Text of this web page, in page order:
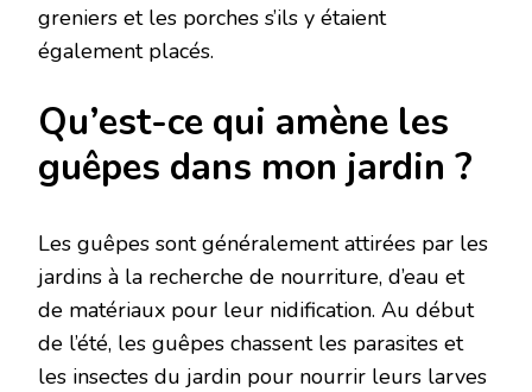
greniers et les porches s’ils y étaient
également placés.
Qu’est-ce qui amène les
guêpes dans mon jardin ?
Les guêpes sont généralement attirées par les
jardins à la recherche de nourriture, d’eau et
de matériaux pour leur nidification. Au début
de l’été, les guêpes chassent les parasites et
les insectes du jardin pour nourrir leurs larves